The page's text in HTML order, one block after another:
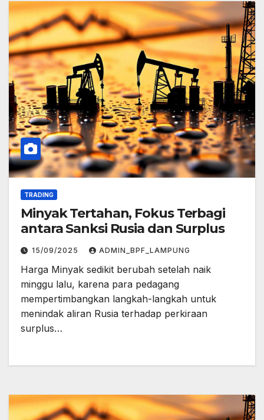
TRADING
Minyak Tertahan, Fokus Terbagi
antara Sanksi Rusia dan Surplus
15/09/2025 ADMIN_BPF_LAMPUNG
Harga Minyak sedikit berubah setelah naik
minggu lalu, karena para pedagang
mempertimbangkan langkah-langkah untuk
menindak aliran Rusia terhadap perkiraan
surplus…